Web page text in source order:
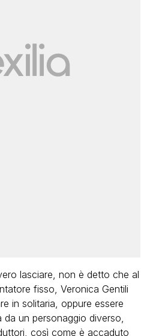
lasciare, non è detto che al
fisso, Veronica Gentili
in solitaria, oppure essere
un personaggio diverso,
così come è accaduto